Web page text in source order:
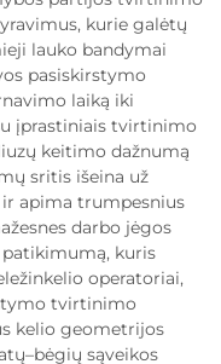
kurie galėtų
lauko bandymai
pasiskirstymo
laiką iki
įprastiniais tvirtinimo
keitimo dažnumą
sritis išeina už
apima trumpesnius
darbo jėgos
kuris
operatoriai,
tvirtinimo
kelio geometrijos
sąveikos